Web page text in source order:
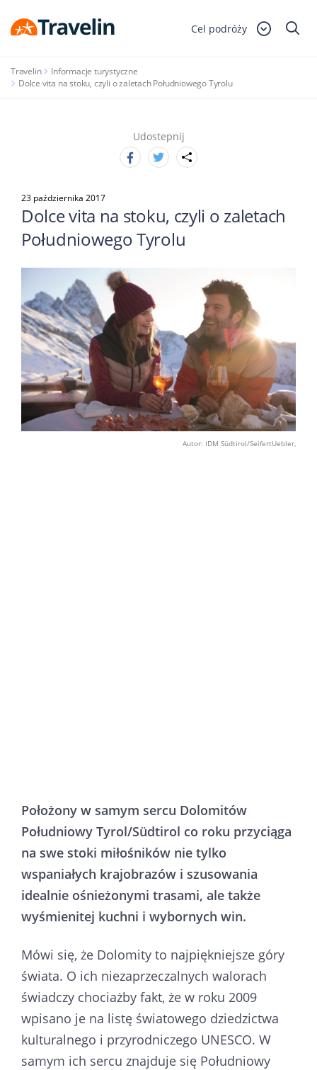
Cel podróży
Travelin
Informacje turystyczne
Dolce vita na stoku, czyli o zaletach Południowego Tyrolu
Udostepnij
23 października 2017
Dolce vita na stoku, czyli o zaletach
Południowego Tyrolu
Autor: IDM Südtirol/SeifertUebler,
Położony w samym sercu Dolomitów
Południowy Tyrol/Südtirol co roku przyciąga
na swe stoki miłośników nie tylko
wspaniałych krajobrazów i szusowania
idealnie ośnieżonymi trasami, ale także
wyśmienitej kuchni i wybornych win.
Mówi się, że Dolomity to najpiękniejsze góry
świata. O ich niezaprzeczalnych walorach
świadczy chociażby fakt, że w roku 2009
wpisano je na listę światowego dziedzictwa
kulturalnego i przyrodniczego UNESCO. W
samym ich sercu znajduje się Południowy